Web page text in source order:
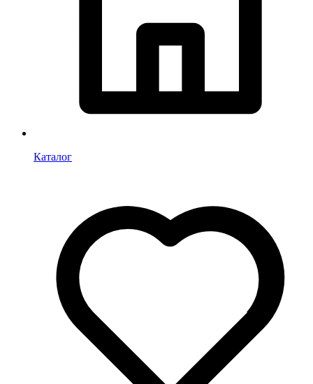
Каталог